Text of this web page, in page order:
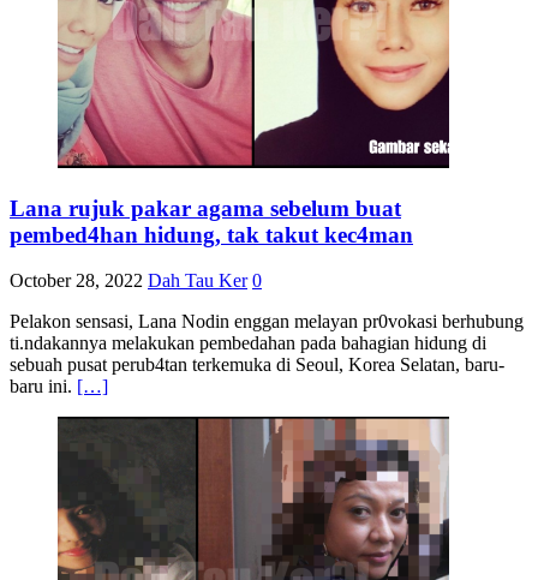
Lana rujuk pakar agama sebelum buat
pembed4han hidung, tak takut kec4man
October 28, 2022 Dah Tau Ker 0
Pelakon sensasi, Lana Nodin enggan melayan pr0vokasi berhubung
ti.ndakannya melakukan pembedahan pada bahagian hidung di
sebuah pusat perub4tan terkemuka di Seoul, Korea Selatan, baru-
baru ini. […]